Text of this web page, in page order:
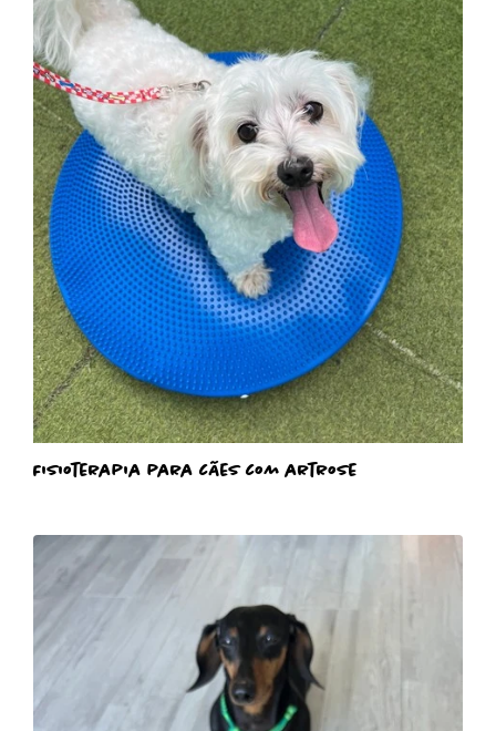
Fisioterapia para cães com artrose